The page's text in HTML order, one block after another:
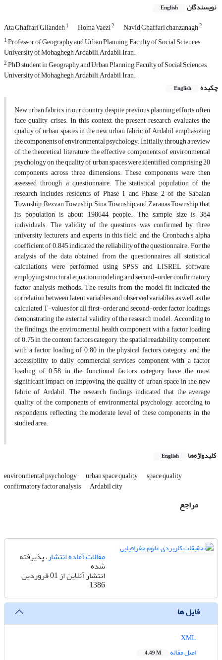
نویسندگان English
Ata Ghaffari Gilandeh1 Homa Vaezi2 Navid Ghaffari chanzanagh2
1Professor of Geography and Urban Planning, Faculty of Social Sciences,
University of Mohaghegh Ardabili, Ardabil, Iran.
2PhD student in Geography and Urban Planning, Faculty of Social Sciences,
University of Mohaghegh Ardabili, Ardabil, Iran.
چکیده
English
New urban fabrics in our country, despite previous planning efforts, often
face quality crises. In this context, the present research evaluates the
quality of urban spaces in the new urban fabric of Ardabil, emphasizing
the components of environmental psychology. Initially, through a review
of the theoretical literature, the effective components of environmental
psychology on the quality of urban spaces were identified, comprising 20
components across three dimensions. These components were then
assessed through a questionnaire. The statistical population of the
research includes residents of Phase 1 and Phase 2 of the Sabalan
Township, Rezvan Township, Sina Township, and Zaranas Township that
its population is about 198644 people. The sample size is 384
individuals. The validity of the questions was confirmed by three
university lecturers and experts in this field, and the Cronbach's alpha
coefficient of 0.845 indicated the reliability of the questionnaire. For the
analysis of the data obtained from the questionnaires, all statistical
calculations were performed using SPSS and LISREL software,
employing structural equation modeling and second-order confirmatory
factor analysis methods. The results from the model fit indicated the
correlation between latent variables and observed variables, as well as the
calculated T-values for all first-order and second-order factor loadings,
demonstrating the external validity of the research model. According to
the findings, the environmental health component with a factor loading
of 0.75 in the content factors category, the spatial readability component
with a factor loading of 0.80 in the physical factors category, and the
accessibility to daily commercial services component with a factor
loading of 0.58 in the functional factors category have the most
significant impact on improving the quality of urban space in the new
fabric of Ardabil. The research findings indicated that the average
quality of the components of environmental psychology, according to
respondents, reflecting the moderate level of these components in the
studied area.
کلیدواژه‌ها English
environmental psychology urban space quality space quality
confirmatory factor analysis Ardabil city
مراجع
مقالات آماده انتشار، پذیرفته
شده
انتشار آنلاین از 01 فروردین
1386
فایل ها
اصل مقاله
4.49 M